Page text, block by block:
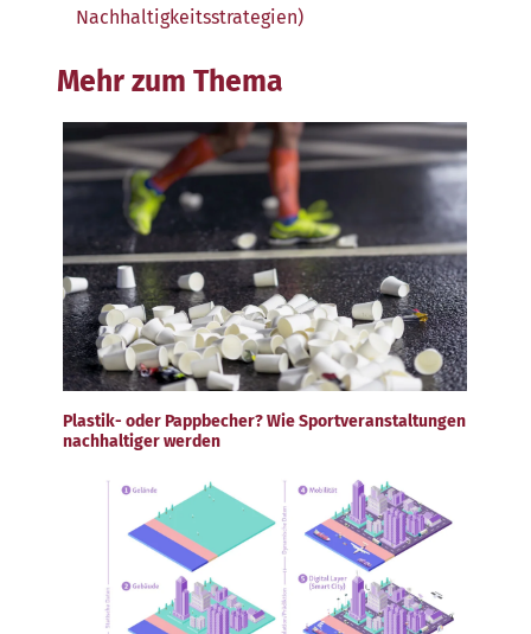
Nachhaltigkeitsstrategien)
Mehr zum Thema
Plastik- oder Pappbecher? Wie Sportveranstaltungen
nachhaltiger werden